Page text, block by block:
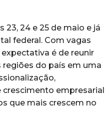
23, 24 e 25 de maio e já
federal. Com vagas
é de reunir
do país em uma
empresarial
que mais crescem no